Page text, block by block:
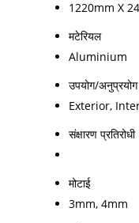
1220mm X
मटेरियल
Aluminium
उपयोग/अनुप्रयोग
Exterior,
संक्षारण प्रतिरोधी
मोटाई
3mm, 4mm